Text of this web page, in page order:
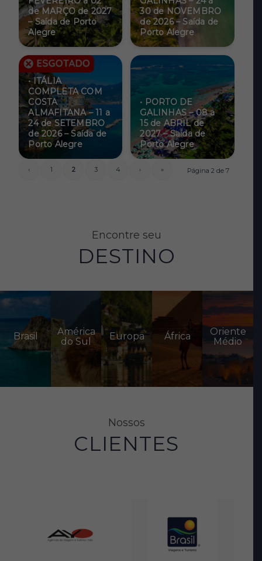
de MARÇO de 2027
– Saída de Porto
Alegre
30 de NOVEMBRO
de 2026 – Saída de
Porto Alegre
• ITÁLIA
COMPLETA COM
COSTA
ALMAFITANA – 11 a
24 de SETEMBRO
de 2026 – Saída de
Porto Alegre
• PORTO DE
GALINHAS – 08 a
15 de ABRIL de
2027 – Saída de
Porto Alegre
Página 2 de 7
‹ 1 2 3 4 › »
Encontre seu
DESTINO
Brasil
América
do Sul
Europa África
Oriente
Médio
Nossos
CLIENTES